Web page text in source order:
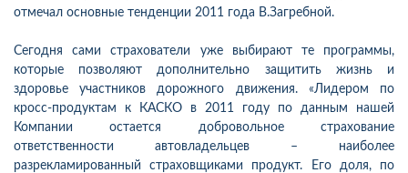
отмечал основные тенденции 2011 года В.Загребной.
Сегодня сами страхователи уже выбирают те программы,
которые позволяют дополнительно защитить жизнь и
здоровье участников дорожного движения. «Лидером по
кросс-продуктам к КАСКО в 2011 году по данным нашей
Компании остается добровольное страхование
ответственности автовладельцев – наиболее
разрекламированный страховщиками продукт. Его доля, по